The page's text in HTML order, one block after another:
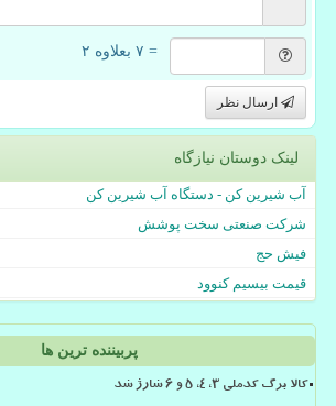
= ۷ بعلاوه ۲
ارسال نظر
لینک دوستان نیازگاه
آب شیرین کن - دستگاه آب شیرین کن
شرکت صنعتی سخت پوشش
فیش حج
قیمت بیسیم کنوود
پربیننده ترین ها
کالا برگ کدملی 3، 4، 5 و 6 شارژ شد